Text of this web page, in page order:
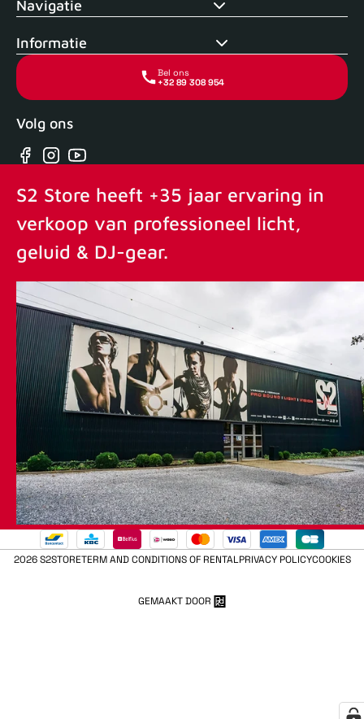
Navigatie
Informatie
Bel ons
+32 89 308 954
Volg ons
Facebook
Instagram
YouTube
S2 Store heeft +35 jaar ervaring in
verkoop van professioneel licht,
geluid & DJ-gear.
2026 S2STORETERM AND CONDITIONS OF RENTALPRIVACY POLICYCOOKIES
GEMAAKT DOOR